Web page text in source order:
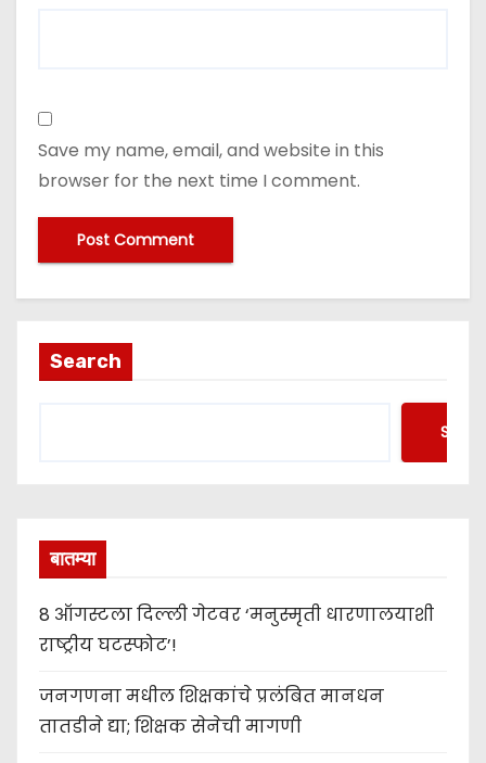
Save my name, email, and website in this
browser for the next time I comment.
Search
बातम्या
8 ऑगस्टला दिल्ली गेटवर ‘मनुस्मृती धारणालयाशी
राष्ट्रीय घटस्फोट’!
जनगणना मधील शिक्षकांचे प्रलंबित मानधन
तातडीने द्या; शिक्षक सेनेची मागणी